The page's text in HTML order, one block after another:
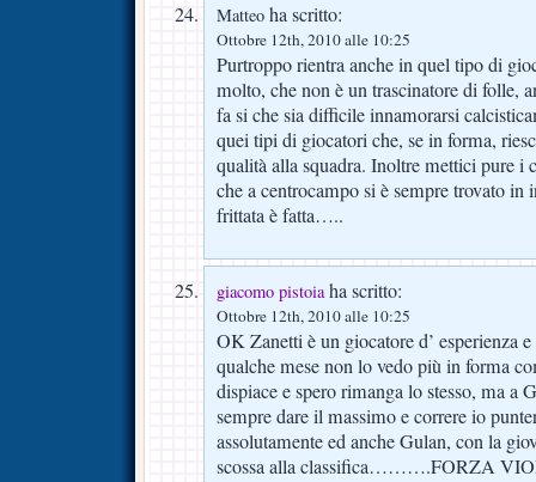
Matteo ha scritto:
Ottobre 12th, 2010 alle 10:25
Purtroppo rientra anche in quel tipo di
molto, che non è un trascinatore di folle,
fa si che sia difficile innamorarsi
quei tipi di giocatori che, se in forma,
qualità alla squadra. Inoltre mettici pure
che a centrocampo si è sempre trovato in
frittata è fatta…..
giacomo pistoiaha scritto:
Ottobre 12th, 2010 alle 10:25
OK Zanetti è un giocatore d’ esperienza
qualche mese non lo vedo più in forma
dispiace e spero rimanga lo stesso, ma a
sempre dare il massimo e correre io
assolutamente ed anche Gulan, con la
scossa alla classifica……….FORZA